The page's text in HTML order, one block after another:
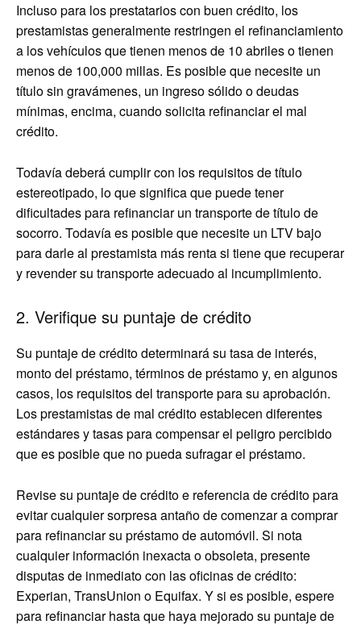
Incluso para los prestatarios con buen crédito, los
prestamistas generalmente restringen el refinanciamiento
a los vehículos que tienen menos de 10 abriles o tienen
menos de 100,000 millas. Es posible que necesite un
título sin gravámenes, un ingreso sólido o deudas
mínimas, encima, cuando solicita refinanciar el mal
crédito.
Todavía deberá cumplir con los requisitos de título
estereotipado, lo que significa que puede tener
dificultades para refinanciar un transporte de título de
socorro. Todavía es posible que necesite un LTV bajo
para darle al prestamista más renta si tiene que recuperar
y revender su transporte adecuado al incumplimiento.
2. Verifique su puntaje de crédito
Su puntaje de crédito determinará su tasa de interés,
monto del préstamo, términos de préstamo y, en algunos
casos, los requisitos del transporte para su aprobación.
Los prestamistas de mal crédito establecen diferentes
estándares y tasas para compensar el peligro percibido
que es posible que no pueda sufragar el préstamo.
Revise su puntaje de crédito e referencia de crédito para
evitar cualquier sorpresa antaño de comenzar a comprar
para refinanciar su préstamo de automóvil. Si nota
cualquier información inexacta o obsoleta, presente
disputas de inmediato con las oficinas de crédito:
Experian, TransUnion o Equifax. Y si es posible, espere
para refinanciar hasta que haya mejorado su puntaje de